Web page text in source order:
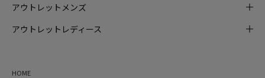
アウトレットメンズ
アウトレットレディース
HOME